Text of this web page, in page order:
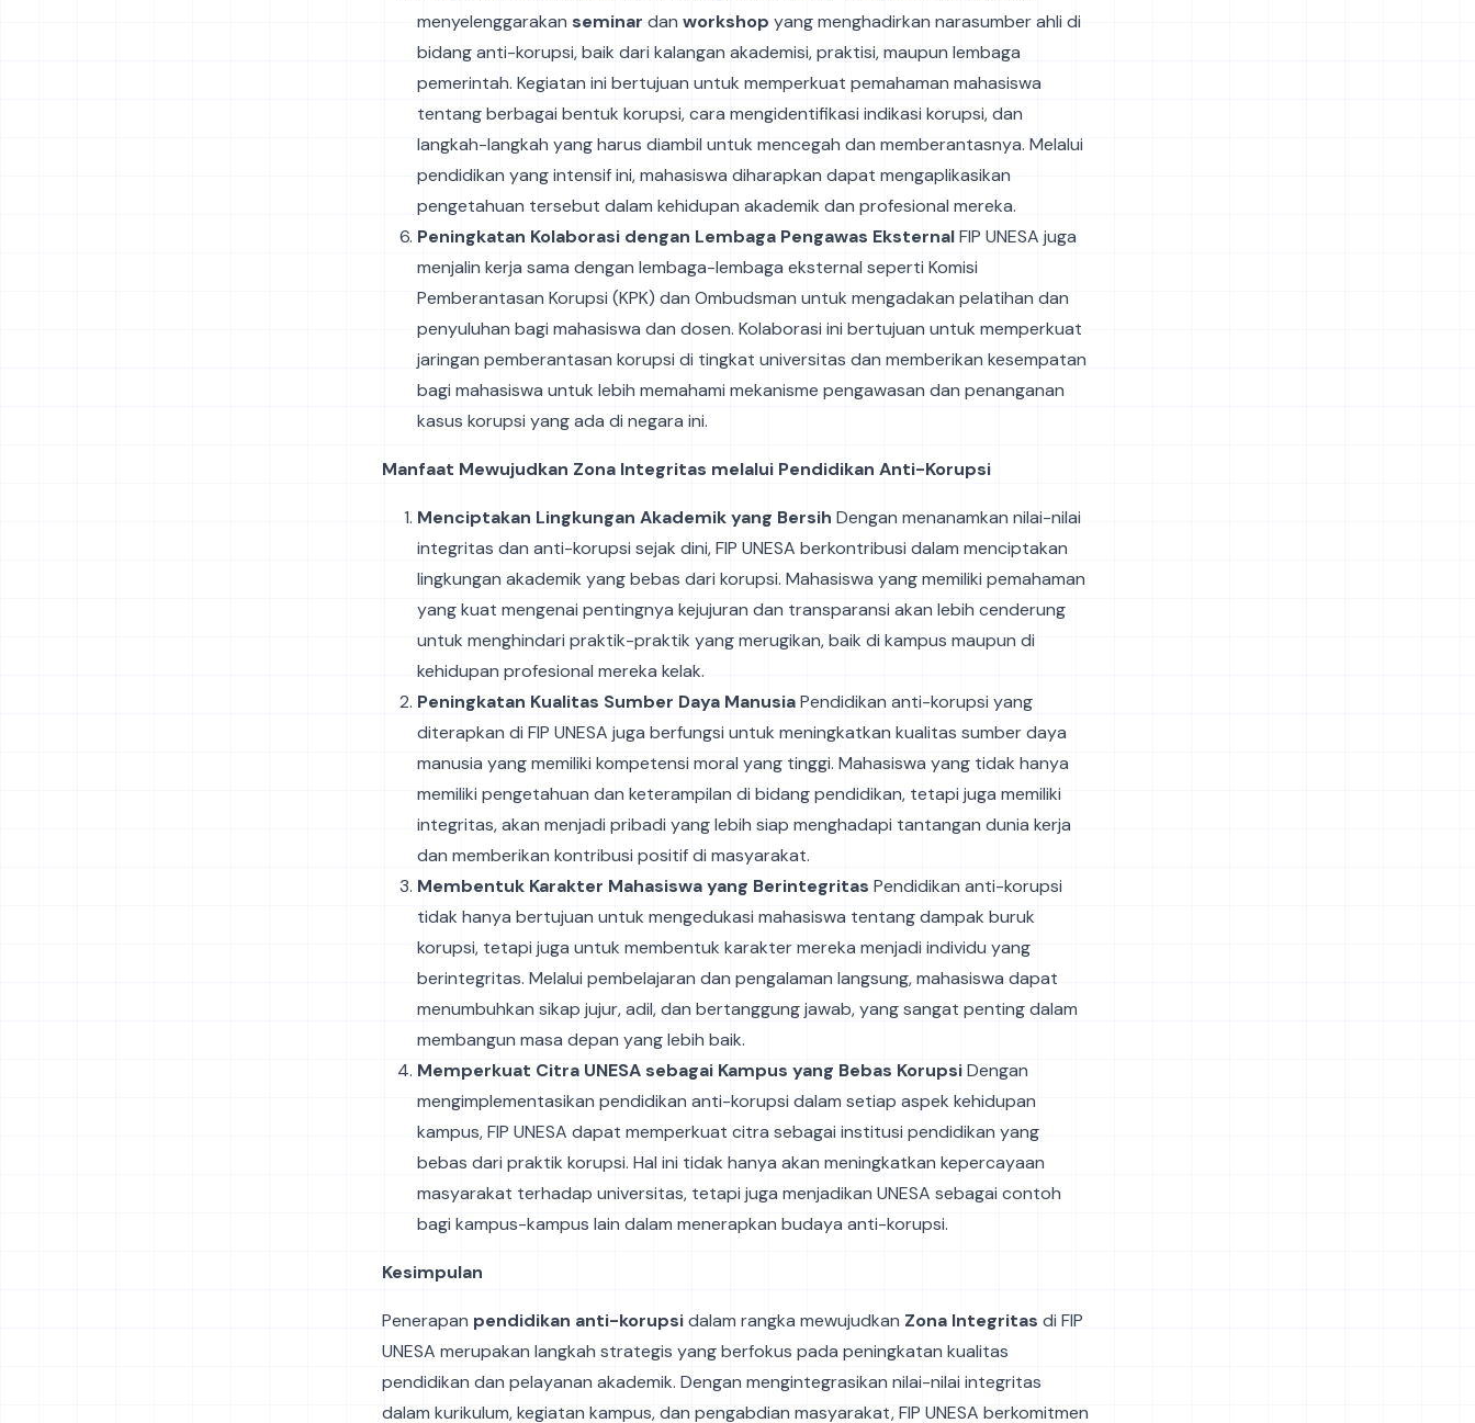
menyelenggarakan seminar danworkshop yang menghadirkan narasumber ahli di
bidang anti-korupsi, baik dari kalangan akademisi, praktisi, maupun lembaga
pemerintah. Kegiatan ini bertujuan untuk memperkuat pemahaman mahasiswa
tentang berbagai bentuk korupsi, cara mengidentifikasi indikasi korupsi, dan
langkah-langkah yang harus diambil untuk mencegah dan memberantasnya. Melalui
pendidikan yang intensif ini, mahasiswa diharapkan dapat mengaplikasikan
pengetahuan tersebut dalam kehidupan akademik dan profesional mereka.
Peningkatan Kolaborasi dengan Lembaga Pengawas EksternalFIP UNESA juga
menjalin kerja sama dengan lembaga-lembaga eksternal seperti Komisi
Pemberantasan Korupsi (KPK) dan Ombudsman untuk mengadakan pelatihan dan
penyuluhan bagi mahasiswa dan dosen. Kolaborasi ini bertujuan untuk memperkuat
jaringan pemberantasan korupsi di tingkat universitas dan memberikan kesempatan
bagi mahasiswa untuk lebih memahami mekanisme pengawasan dan penanganan
kasus korupsi yang ada di negara ini.
Manfaat Mewujudkan Zona Integritas melalui Pendidikan Anti-Korupsi
Menciptakan Lingkungan Akademik yang Bersih Dengan menanamkan nilai-nilai
integritas dan anti-korupsi sejak dini, FIP UNESA berkontribusi dalam menciptakan
lingkungan akademik yang bebas dari korupsi. Mahasiswa yang memiliki pemahaman
yang kuat mengenai pentingnya kejujuran dan transparansi akan lebih cenderung
untuk menghindari praktik-praktik yang merugikan, baik di kampus maupun di
kehidupan profesional mereka kelak.
Peningkatan Kualitas Sumber Daya ManusiaPendidikan anti-korupsi yang
diterapkan di FIP UNESA juga berfungsi untuk meningkatkan kualitas sumber daya
manusia yang memiliki kompetensi moral yang tinggi. Mahasiswa yang tidak hanya
memiliki pengetahuan dan keterampilan di bidang pendidikan, tetapi juga memiliki
integritas, akan menjadi pribadi yang lebih siap menghadapi tantangan dunia kerja
dan memberikan kontribusi positif di masyarakat.
Membentuk Karakter Mahasiswa yang Berintegritas Pendidikan anti-korupsi
tidak hanya bertujuan untuk mengedukasi mahasiswa tentang dampak buruk
korupsi, tetapi juga untuk membentuk karakter mereka menjadi individu yang
berintegritas. Melalui pembelajaran dan pengalaman langsung, mahasiswa dapat
menumbuhkan sikap jujur, adil, dan bertanggung jawab, yang sangat penting dalam
membangun masa depan yang lebih baik.
Memperkuat Citra UNESA sebagai Kampus yang Bebas KorupsiDengan
mengimplementasikan pendidikan anti-korupsi dalam setiap aspek kehidupan
kampus, FIP UNESA dapat memperkuat citra sebagai institusi pendidikan yang
bebas dari praktik korupsi. Hal ini tidak hanya akan meningkatkan kepercayaan
masyarakat terhadap universitas, tetapi juga menjadikan UNESA sebagai contoh
bagi kampus-kampus lain dalam menerapkan budaya anti-korupsi.
Kesimpulan
Penerapan pendidikan anti-korupsidalam rangka mewujudkan Zona Integritas di FIP
UNESA merupakan langkah strategis yang berfokus pada peningkatan kualitas
pendidikan dan pelayanan akademik. Dengan mengintegrasikan nilai-nilai integritas
dalam kurikulum, kegiatan kampus, dan pengabdian masyarakat, FIP UNESA berkomitmen